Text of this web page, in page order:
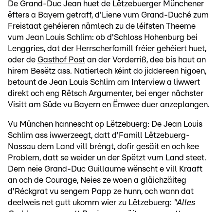
De Grand-Duc Jean huet de Lëtzebuerger Münchener
ëfters a Bayern getraff, d'Liene vum Grand-Duché zum
Freistaat gehéieren nämlech zu de léifsten Theeme
vum Jean Louis Schlim: ob d'Schloss Hohenburg bei
Lenggries, dat der Herrscherfamill fréier gehéiert huet,
oder de Gasthof Post an der Vorderriß, dee bis haut an
hirem Besëtz ass. Natierlech kéint do jiddereen higoen,
betount de Jean Louis Schlim am Interview a liwwert
direkt och eng Rëtsch Argumenter, bei enger nächster
Visitt am Süde vu Bayern en Ëmwee duer anzeplangen.
Vu München hannescht op Lëtzebuerg: De Jean Louis
Schlim ass iwwerzeegt, datt d'Famill Lëtzebuerg-
Nassau dem Land vill bréngt, dofir gesäit en och kee
Problem, datt se weider un der Spëtzt vum Land steet.
Dem neie Grand-Duc Guillaume wënscht e vill Kraaft
an och de Courage, Neies ze woen a gläichzäiteg
d'Réckgrat vu sengem Papp ze hunn, och wann dat
deelweis net gutt ukomm wier zu Lëtzebuerg: "Alles